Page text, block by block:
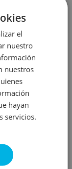
Atlántico
y
el
nuestro
nuestros
hayan
servicios.